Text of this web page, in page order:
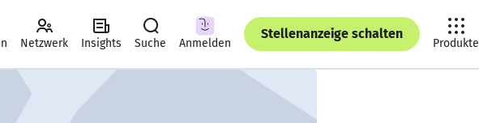
Netzwerk Insights Suche Anmelden
Stellenanzeige schalten
Produkte